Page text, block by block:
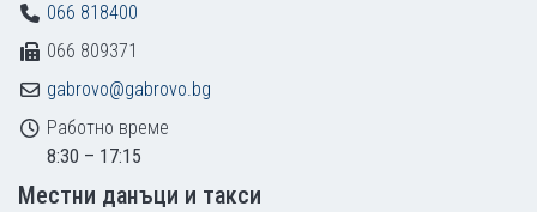
066 818400
066 809371
gabrovo@gabrovo.bg
Работно време
8:30 – 17:15
Местни данъци и такси